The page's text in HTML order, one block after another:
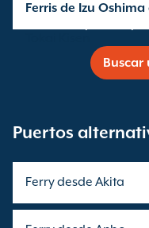
Ferris de Izu
Buscar
Puertos
Ferry desde Akita